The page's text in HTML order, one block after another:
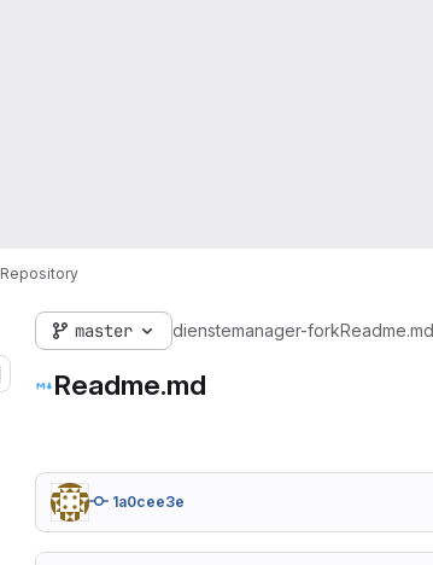
Repository
master dienstemanager-forkReadme.md
Readme.md
1a0cee3e